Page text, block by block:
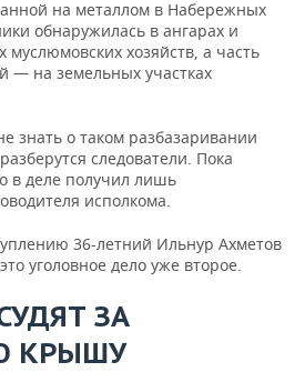
на металлом в Набережных
обнаружилась в ангарах и
муслюмовских хозяйств, а часть
— на земельных участках
знать о таком разбазаривании
следователи. Пока
в деле получил лишь
исполкома.
36-летний Ильнур Ахметов
уголовное дело уже второе.
ЗА
КРЫШУ